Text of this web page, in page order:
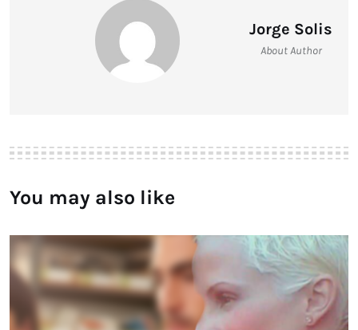
Jorge Solis
About Author
You may also like